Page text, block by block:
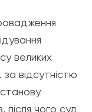
великих
відсутністю
після чого суд